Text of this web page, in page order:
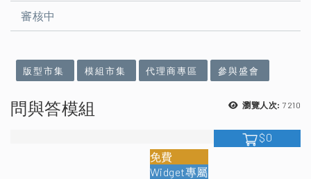
審核中
版型市集 模組市集 代理商專區 參與盛會
瀏覽人次: 7210
問與答模組
$0
免費
Widget專屬